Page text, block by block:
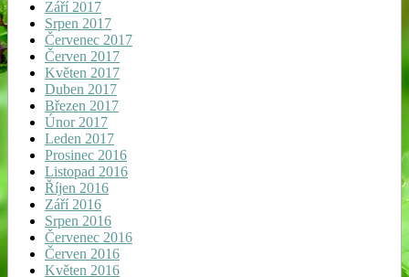
Září 2017
Srpen 2017
Červenec 2017
Červen 2017
Květen 2017
Duben 2017
Březen 2017
Únor 2017
Leden 2017
Prosinec 2016
Listopad 2016
Říjen 2016
Září 2016
Srpen 2016
Červenec 2016
Červen 2016
Květen 2016